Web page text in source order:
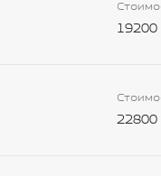
19200
22800